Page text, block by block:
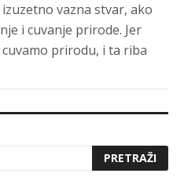
vazna stvar, ako
i cuvanje prirode. Jer
prirodu, i ta riba